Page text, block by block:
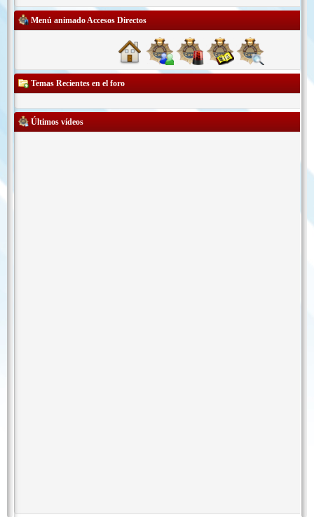
Menú animado Accesos Directos
Temas Recientes en el foro
Últimos vídeos